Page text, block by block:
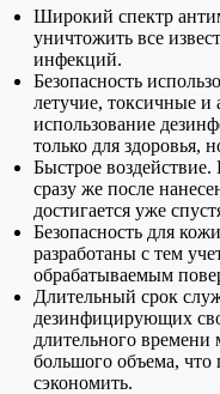
Широкий спектр
уничтожить все
инфекций.
Безопасность
летучие, токсичные
использование
только для
Быстрое
сразу же после
достигается уже
Безопасность для
разработаны с тем
обрабатываемым
Длительный срок
дезинфицирующих
длительного времени
большого объема, что
сэкономить.